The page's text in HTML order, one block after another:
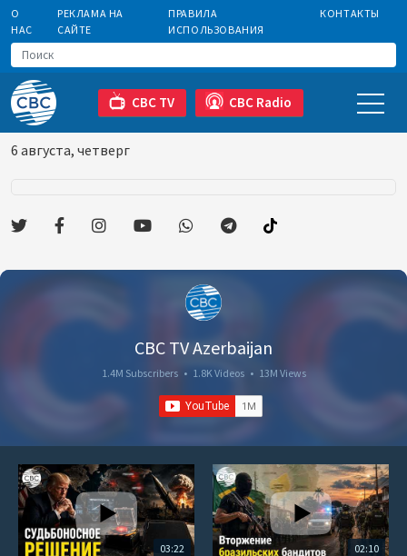
О
НАС
РЕКЛАМА НА
САЙТЕ
ПРАВИЛА
ИСПОЛЬЗОВАНИЯ
КОНТАКТЫ
CBC TV CBC Radio
6 августа, четверг
CBC TV Azerbaijan
1.4M Subscribers • 1.8K Videos • 13M Views
03:22 02:10